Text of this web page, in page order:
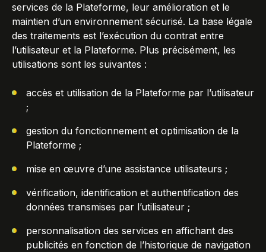
services de la Plateforme, leur amélioration et le
maintien d’un environnement sécurisé. La base légale
des traitements est l’exécution du contrat entre
l’utilisateur et la Plateforme. Plus précisément, les
utilisations sont les suivantes :
accès et utilisation de la Plateforme par l’utilisateur
;
gestion du fonctionnement et optimisation de la
Plateforme ;
mise en œuvre d’une assistance utilisateurs ;
vérification, identification et authentification des
données transmises par l’utilisateur ;
personnalisation des services en affichant des
publicités en fonction de l’historique de navigation